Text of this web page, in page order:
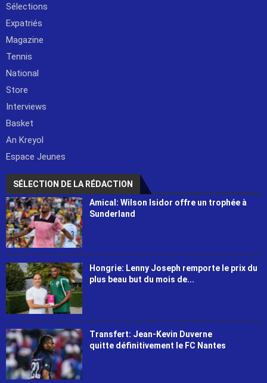
Sélections
Expatriés
Magazine
Tennis
National
Store
Interviews
Basket
An Kreyol
Espace Jeunes
SÉLECTION DE LA RÉDACTION
Amical: Wilson Isidor offre un trophée à
Sunderland
Hongrie: Lenny Joseph remporte le prix du
plus beau but du mois de...
Transfert: Jean-Kevin Duverne
quitte définitivement le FC Nantes